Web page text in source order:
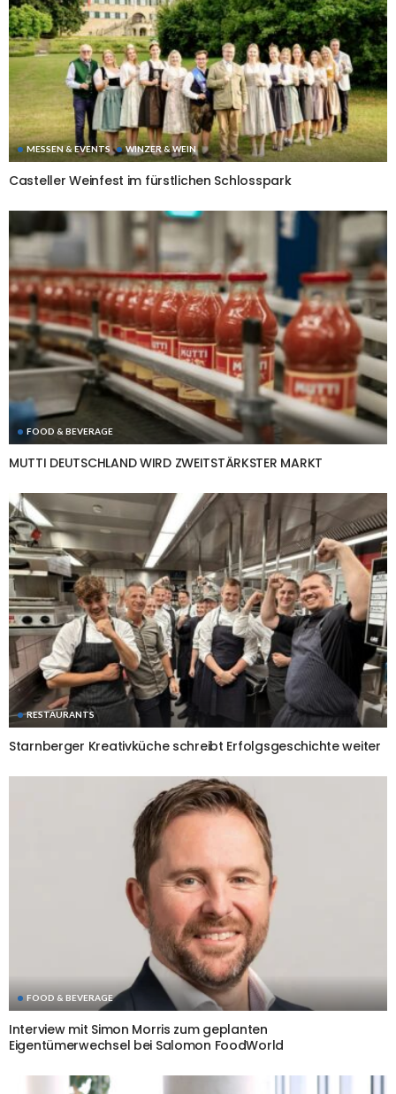
MESSEN & EVENTS WINZER & WEIN
Casteller Weinfest im fürstlichen Schlosspark
FOOD & BEVERAGE
MUTTI DEUTSCHLAND WIRD ZWEITSTÄRKSTER MARKT
RESTAURANTS
Starnberger Kreativküche schreibt Erfolgsgeschichte weiter
FOOD & BEVERAGE
Interview mit Simon Morris zum geplanten
Eigentümerwechsel bei Salomon FoodWorld